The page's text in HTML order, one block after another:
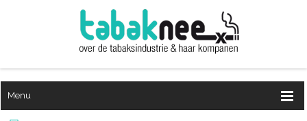
Menu